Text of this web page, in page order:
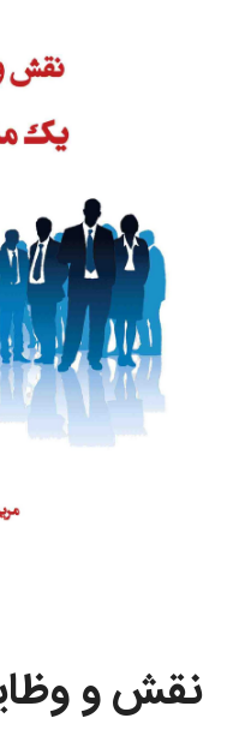
نقش و